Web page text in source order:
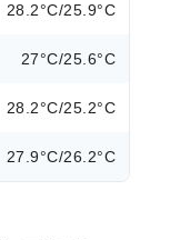
28.2°C/25.9°C
27°C/25.6°C
28.2°C/25.2°C
27.9°C/26.2°C